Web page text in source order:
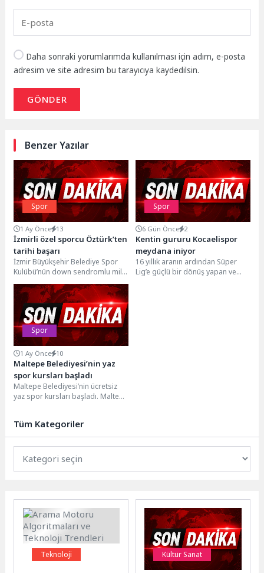
Daha sonraki yorumlarımda kullanılması için adım, e-posta
adresim ve site adresim bu tarayıcıya kaydedilsin.
GÖNDER
Benzer Yazılar
Spor
1 Ay Önce 13
İzmirli özel sporcu Öztürk’ten
tarihi başarı
İzmir Büyükşehir Belediye Spor
Kulübü’nün down sendromlu milli
sporcusu Alper Öztürk (34)
Bulgaristan’da organize edilen...
Spor
6 Gün Önce 2
Kentin gururu Kocaelispor
meydana iniyor
16 yıllık aranın ardından Süper
Lig’e güçlü bir dönüş yapan ve
Spor
1 Ay Önce 10
Maltepe Belediyesi’nin yaz
spor kursları başladı
Maltepe Belediyesi’nin ücretsiz
yaz spor kursları başladı. Maltepe
Tüm Kategoriler
Teknoloji Kültür Sanat